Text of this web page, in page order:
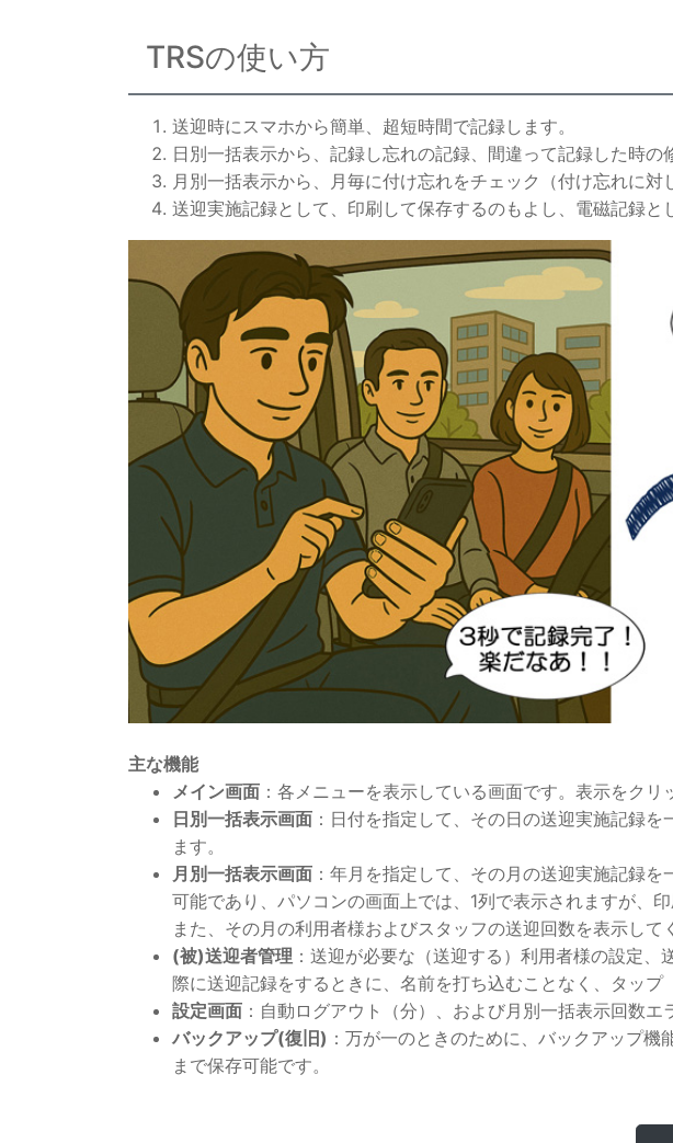
TRSの使い方
送迎時にスマホから簡単、超短時間で記録します。
日別一括表示から、記録し忘れの記録、間違って記録した時の
月別一括表示から、月毎に付け忘れをチェック（付け忘れに対
送迎実施記録として、印刷して保存するのもよし、電磁記録と
主な機能
メイン画面 ：各メニューを表示している画面です。表示をク
日別一括表示画面 ：日付を指定して、その日の送迎実施記録
ます。
月別一括表示画面 ：年月を指定して、その月の送迎実施記録
可能であり、パソコンの画面上では、1列で表示されますが、
また、その月の利用者様およびスタッフの送迎回数を表示し
(被)送迎者管理 ：送迎が必要な（送迎する）利用者様の設定
際に送迎記録をするときに、名前を打ち込むことなく、タップ
設定画面 ：自動ログアウト（分）、および月別一括表示回数
バックアップ(復旧) ：万が一のときのために、バックアップ
まで保存可能です。